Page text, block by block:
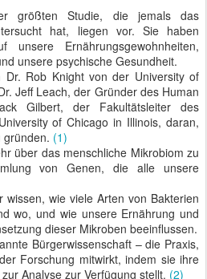
größten Studie, die jemals das
hat, liegen vor. Sie haben
unsere Ernährungsgewohnheiten,
unsere psychische Gesundheit.
Rob Knight von der University of
Jeff Leach, der Gründer des Human
Gilbert, der Fakultätsleiter des
of Chicago in Illinois, daran,
gründen. (1)
über das menschliche Mikrobiom zu
von Genen, die alle unsere
wissen, wie viele Arten von Bakterien
wo, und wie unsere Ernährung und
dieser Mikroben beeinflussen.
Bürgerwissenschaft – die Praxis,
Forschung mitwirkt, indem sie ihre
Analyse zur Verfügung stellt. (2)